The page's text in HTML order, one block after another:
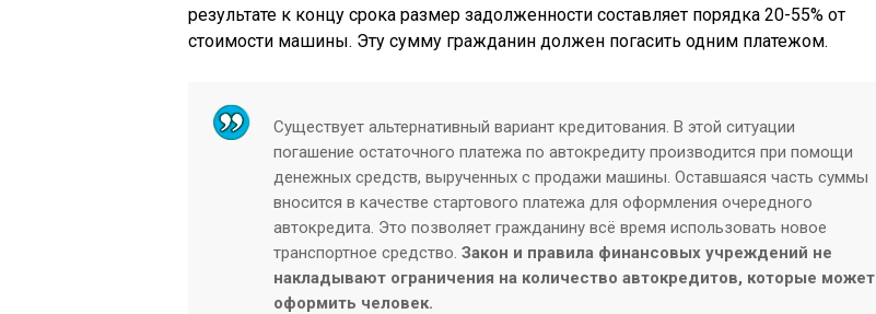
результате к концу срока размер задолженности составляет порядка 20-55% от
стоимости машины. Эту сумму гражданин должен погасить одним платежом.
Существует альтернативный вариант кредитования. В этой ситуации
погашение остаточного платежа по автокредиту производится при помощи
денежных средств, вырученных с продажи машины. Оставшаяся часть суммы
вносится в качестве стартового платежа для оформления очередного
автокредита. Это позволяет гражданину всё время использовать новое
транспортное средство. Закон и правила финансовых учреждений не
накладывают ограничения на количество автокредитов, которые может
оформить человек.